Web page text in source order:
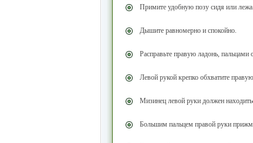
Примите удобную позу сидя или лежа.
Дышите равномерно и спокойно.
Расправьте правую ладонь, пальцами
Левой рукой крепко обхватите
Мизинец левой руки должен
Большим пальцем правой руки